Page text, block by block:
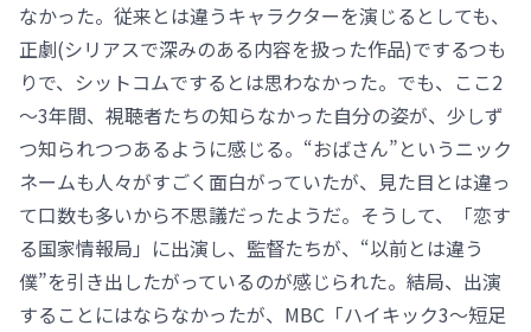
なかった。従来とは違うキャラクターを演じるとしても、
正劇(シリアスで深みのある内容を扱った作品)でするつも
りで、シットコムでするとは思わなかった。でも、ここ2
～3年間、視聴者たちの知らなかった自分の姿が、少しず
つ知られつつあるように感じる。“おばさん”というニック
ネームも人々がすごく面白がっていたが、見た目とは違っ
て口数も多いから不思議だったようだ。そうして、「恋す
る国家情報局」に出演し、監督たちが、“以前とは違う
僕”を引き出したがっているのが感じられた。結局、出演
することにはならなかったが、MBC「ハイキック3～短足